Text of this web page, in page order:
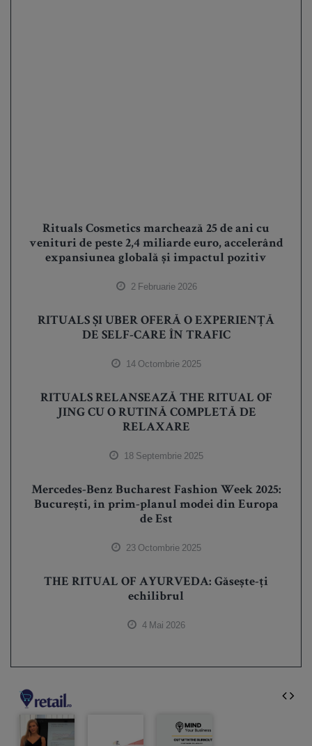
Rituals Cosmetics marchează 25 de ani cu
venituri de peste 2,4 miliarde euro, accelerând
expansiunea globală și impactul pozitiv
2 Februarie 2026
RITUALS ȘI UBER OFERĂ O EXPERIENȚĂ
DE SELF-CARE ÎN TRAFIC
14 Octombrie 2025
RITUALS RELANSEAZĂ THE RITUAL OF
JING CU O RUTINĂ COMPLETĂ DE
RELAXARE
18 Septembrie 2025
Mercedes-Benz Bucharest Fashion Week 2025:
București, în prim-planul modei din Europa
de Est
23 Octombrie 2025
THE RITUAL OF AYURVEDA: Găsește-ți
echilibrul
4 Mai 2026